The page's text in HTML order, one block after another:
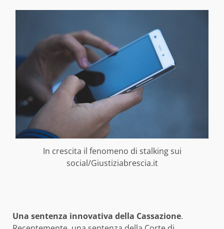
In crescita il fenomeno di stalking sui
social/Giustiziabrescia.it
Una sentenza innovativa della Cassazione.